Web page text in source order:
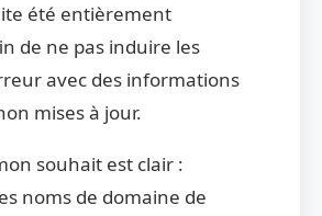
été entièrement
de ne pas induire les
avec des informations
mises à jour.
souhait est clair :
noms de domaine de